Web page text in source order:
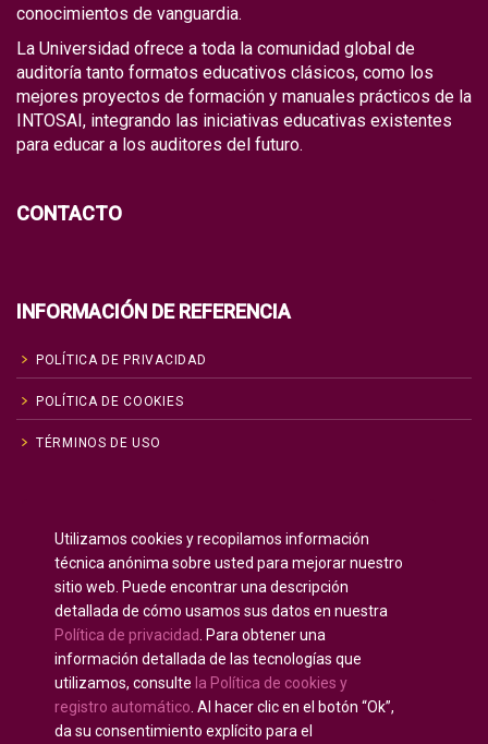
conocimientos de vanguardia.
La Universidad ofrece a toda la comunidad global de
auditoría tanto formatos educativos clásicos, como los
mejores proyectos de formación y manuales prácticos de la
INTOSAI, integrando las iniciativas educativas existentes
para educar a los auditores del futuro.
CONTACTO
INFORMACIÓN DE REFERENCIA
POLÍTICA DE PRIVACIDAD
POLÍTICA DE COOKIES
TÉRMINOS DE USO
Русский
Ruso)
Español
Français(Francés)
Alemán
العربية(Árabe )
Português(Portugués, Portugal)
Utilizamos cookies y recopilamos información
técnica anónima sobre usted para mejorar nuestro
sitio web. Puede encontrar una descripción
detallada de cómo usamos sus datos en nuestra
Política de privacidad
. Para obtener una
información detallada de las tecnologías que
utilizamos, consulte la Política de cookies y
registro automático . Al hacer clic en el botón “Ok”,
da su consentimiento explícito para el